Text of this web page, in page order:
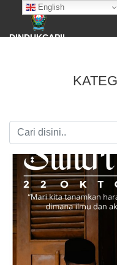
English
DINDUKCAPIL